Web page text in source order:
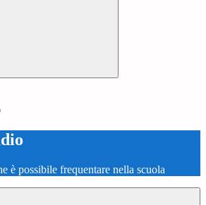
è possibile frequentare nella scuola